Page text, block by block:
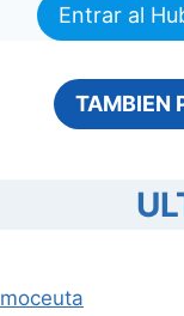
Entrar al
TAMBIEN